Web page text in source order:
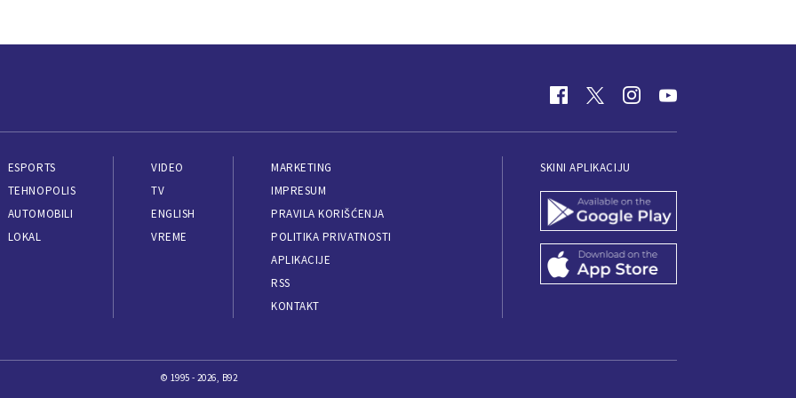
ESPORTS
TEHNOPOLIS
AUTOMOBILI
LOKAL
VIDEO
TV
ENGLISH
VREME
MARKETING
IMPRESUM
PRAVILA KORIŠĆENJA
POLITIKA PRIVATNOSTI
APLIKACIJE
RSS
KONTAKT
SKINI APLIKACIJU
© 1995 - 2026, B92